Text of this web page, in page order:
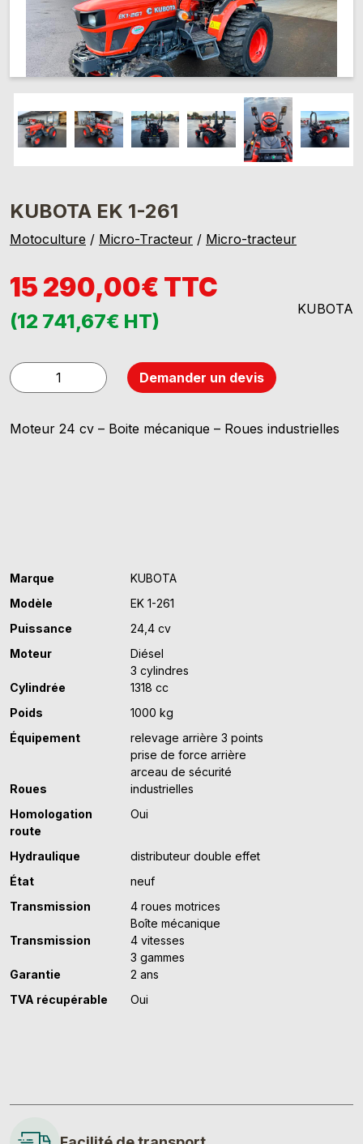
KUBOTA EK 1-261
Motoculture / Micro-Tracteur / Micro-tracteur
15 290,00€ TTC
(12 741,67€ HT)
KUBOTA
quantité
de
EK
Demander un devis
Moteur 24 cv – Boite mécanique – Roues industrielles
Marque
KUBOTA
Modèle
EK 1-261
Puissance
24,4 cv
Moteur
Diésel
3 cylindres
Cylindrée
1318 cc
Poids
1000 kg
Équipement
relevage arrière 3 points
prise de force arrière
arceau de sécurité
Roues
industrielles
Homologation
route
Oui
Hydraulique
distributeur double effet
État
neuf
Transmission
4 roues motrices
Boîte mécanique
Transmission
4 vitesses
3 gammes
Garantie
2 ans
TVA récupérable
Oui